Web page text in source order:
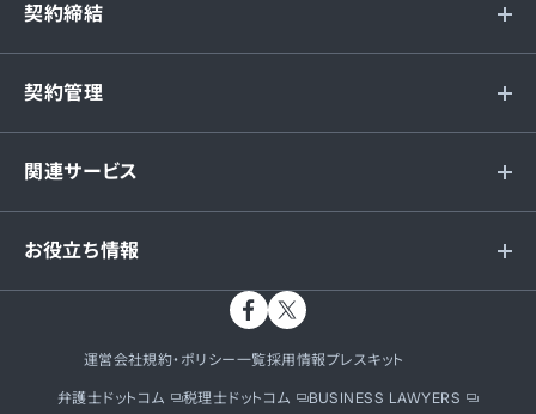
契約締結
契約管理
関連サービス
お役立ち情報
運営会社規約・ポリシー一覧採用情報プレスキット
弁護士ドットコム 税理士ドットコム
BUSINESS LAWYERS